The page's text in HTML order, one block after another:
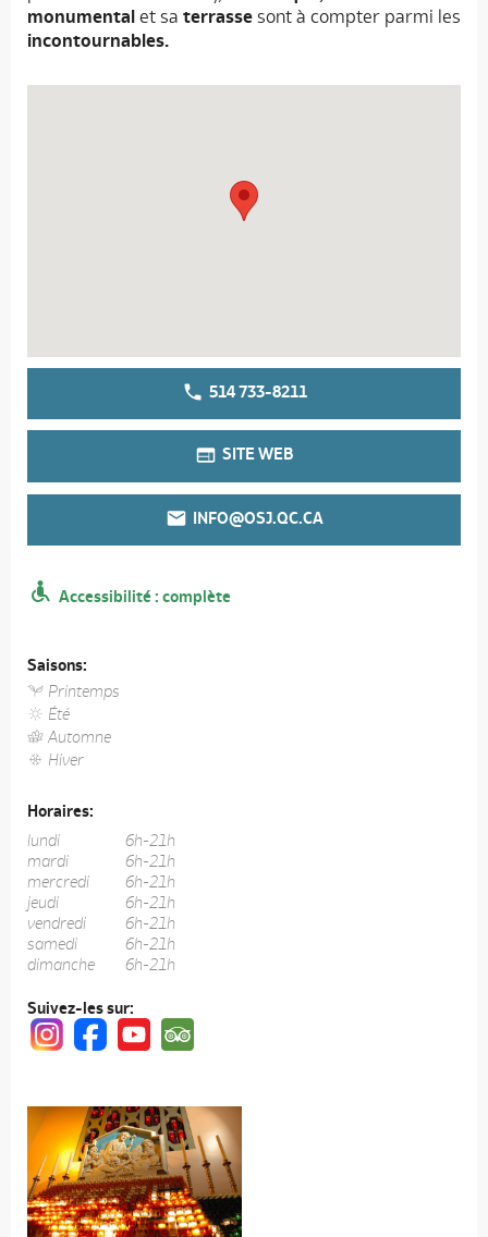
monumental et sa terrasse sont à compter parmi les
incontournables.
514 733-8211
SITE WEB
INFO@OSJ.QC.CA
Accessibilité : complète
Saisons:
Printemps
Été
Automne
Hiver
Horaires:
lundi
6h-21h
mardi
6h-21h
mercredi
6h-21h
jeudi
6h-21h
vendredi
6h-21h
samedi
6h-21h
dimanche
6h-21h
Suivez-les sur: